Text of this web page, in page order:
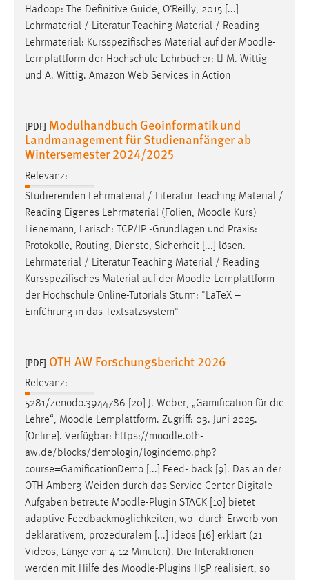
Hadoop: The Definitive Guide, O‘Reilly, 2015 [...]
Lehrmaterial / Literatur Teaching Material / Reading
Lehrmaterial: Kursspezifisches Material auf der Moodle-
Lernplattform der Hochschule Lehrbücher:  M. Wittig
und A. Wittig. Amazon Web Services in Action
[PDF] Modulhandbuch Geoinformatik und
Landmanagement für Studienanfänger ab
Wintersemester 2024/2025
Relevanz:
Studierenden Lehrmaterial / Literatur Teaching Material /
Reading Eigenes Lehrmaterial (Folien, Moodle Kurs)
Lienemann, Larisch: TCP/IP -Grundlagen und Praxis:
Protokolle, Routing, Dienste, Sicherheit [...] lösen.
Lehrmaterial / Literatur Teaching Material / Reading
Kursspezifisches Material auf der Moodle-Lernplattform
der Hochschule Online-Tutorials Sturm: "LaTeX –
Einführung in das Textsatzsystem"
[PDF] OTH AW Forschungsbericht 2026
Relevanz:
5281/zenodo.3944786 [20] J. Weber, „Gamification für die
Lehre“, Moodle Lernplattform. Zugriff: 03. Juni 2025.
[Online]. Verfügbar: https://moodle.oth-
aw.de/blocks/demologin/logindemo.php?
course=GamificationDemo [...] Feed- back [9]. Das an der
OTH Amberg-Weiden durch das Service Center Digitale
Aufgaben betreute Moodle-Plugin STACK [10] bietet
adaptive Feedbackmöglichkeiten, wo- durch Erwerb von
deklarativem, prozeduralem [...] ideos [16] erklärt (21
Videos, Länge von 4-12 Minuten). Die Interaktionen
werden mit Hilfe des Moodle-Plugins H5P realisiert, so